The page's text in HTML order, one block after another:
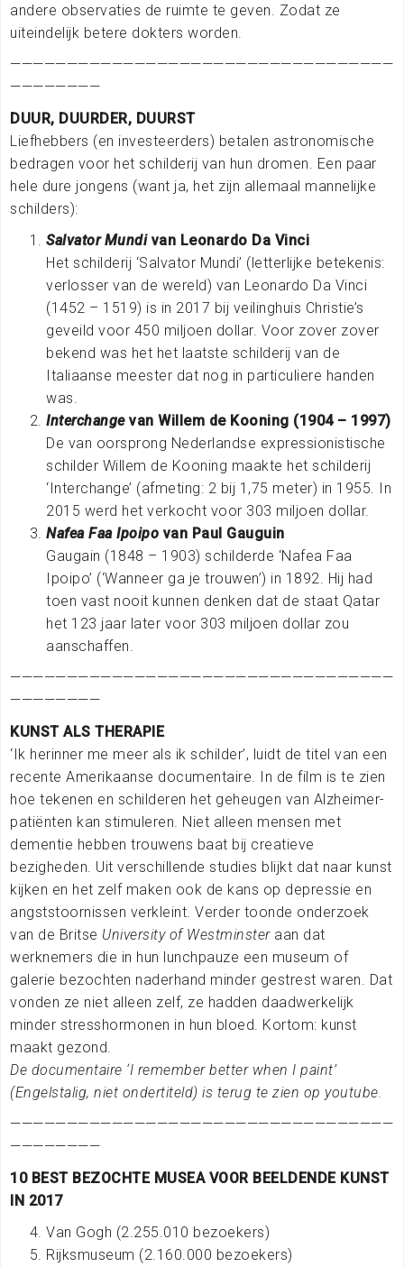
andere observaties de ruimte te geven. Zodat ze
uiteindelijk betere dokters worden.
——————————————————————————————————
————————
DUUR, DUURDER, DUURST
Liefhebbers (en investeerders) betalen astronomische
bedragen voor het schilderij van hun dromen. Een paar
hele dure jongens (want ja, het zijn allemaal mannelijke
schilders):
Salvator Mundi van Leonardo Da Vinci
Het schilderij ‘Salvator Mundi’ (letterlijke betekenis:
verlosser van de wereld) van Leonardo Da Vinci
(1452 – 1519) is in 2017 bij veilinghuis Christie’s
geveild voor 450 miljoen dollar. Voor zover zover
bekend was het het laatste schilderij van de
Italiaanse meester dat nog in particuliere handen
was.
Interchangevan Willem de Kooning (1904 – 1997)
De van oorsprong Nederlandse expressionistische
schilder Willem de Kooning maakte het schilderij
‘Interchange’ (afmeting: 2 bij 1,75 meter) in 1955. In
2015 werd het verkocht voor 303 miljoen dollar.
Nafea Faa Ipoipo van Paul Gauguin
Gaugain (1848 – 1903) schilderde ‘Nafea Faa
Ipoipo’ (‘Wanneer ga je trouwen’) in 1892. Hij had
toen vast nooit kunnen denken dat de staat Qatar
het 123 jaar later voor 303 miljoen dollar zou
aanschaffen.
——————————————————————————————————
————————
KUNST ALS THERAPIE
‘Ik herinner me meer als ik schilder’, luidt de titel van een
recente Amerikaanse documentaire. In de film is te zien
hoe tekenen en schilderen het geheugen van Alzheimer-
patiënten kan stimuleren. Niet alleen mensen met
dementie hebben trouwens baat bij creatieve
bezigheden. Uit verschillende studies blijkt dat naar kunst
kijken en het zelf maken ook de kans op depressie en
angststoornissen verkleint. Verder toonde onderzoek
van de Britse University of Westminster aan dat
werknemers die in hun lunchpauze een museum of
galerie bezochten naderhand minder gestrest waren. Dat
vonden ze niet alleen zelf, ze hadden daadwerkelijk
minder stresshormonen in hun bloed. Kortom: kunst
maakt gezond.
De documentaire ‘I remember better when I paint’
(Engelstalig, niet ondertiteld) is terug te zien op youtube.
——————————————————————————————————
————————
10 BEST BEZOCHTE MUSEA VOOR BEELDENDE KUNST
IN 2017
Van Gogh (2.255.010 bezoekers)
Rijksmuseum (2.160.000 bezoekers)